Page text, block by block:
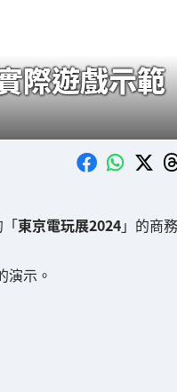
際遊戲示範
東京電玩展2024」的商務
演示。